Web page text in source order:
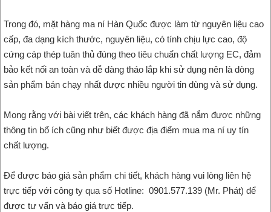
Trong đó, mặt hàng ma ní Hàn Quốc được làm từ nguyên liệu cao
cấp, đa dạng kích thước, nguyên liệu, có tính chịu lực cao, độ
cứng cáp thép tuân thủ đúng theo tiêu chuẩn chất lượng EC, đảm
bảo kết nối an toàn và dễ dàng tháo lắp khi sử dụng nên là dòng
sản phẩm bán chạy nhất được nhiều người tin dùng và sử dụng.
Mong rằng với bài viết trên, các khách hàng đã nắm được những
thông tin bổ ích cũng như biết được địa điểm mua ma ní uy tín
chất lượng.
Để được báo giá sản phẩm chi tiết, khách hàng vui lòng liên hệ
trực tiếp với công ty qua số Hotline: 0901.577.139 (Mr. Phát) để
được tư vấn và báo giá trực tiếp.